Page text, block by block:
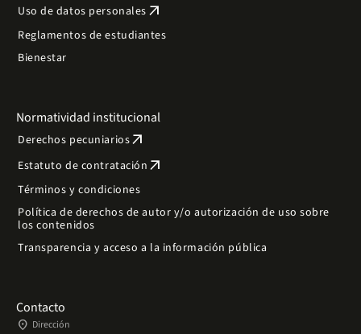
Uso de datos personales arrow_outward
Reglamentos de estudiantes
Bienestar
Normatividad institucional
Derechos pecuniariosarrow_outward
Estatuto de contratación arrow_outward
Términos y condiciones
Política de derechos de autor y/o autorización de uso sobre
los contenidos
Transparencia y acceso a la información pública
Contacto
place Dirección